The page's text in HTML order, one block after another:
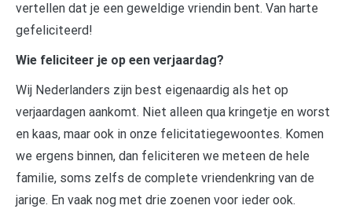
vertellen dat je een geweldige vriendin bent. Van harte
gefeliciteerd!
Wie feliciteer je op een verjaardag?
Wij Nederlanders zijn best eigenaardig als het op
verjaardagen aankomt. Niet alleen qua kringetje en worst
en kaas, maar ook in onze felicitatiegewoontes. Komen
we ergens binnen, dan feliciteren we meteen de hele
familie, soms zelfs de complete vriendenkring van de
jarige. En vaak nog met drie zoenen voor ieder ook.